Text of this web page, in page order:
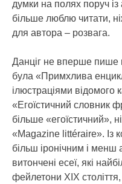
думки на полях поруч
більше люблю читати,
для автора – розвага.
Данціг не вперше пише
була «Примхлива
ілюстраціями
«Егоїстичний словник
більше «егоїстичний»,
«Magazine littéraire». Із
більш іронічним і менш
витончені есеї, які
фейлетони ХІХ